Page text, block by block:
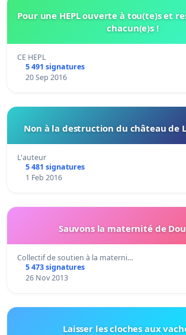
Pour une HEPL ouverte à tou(te)s et
chacun(e)s !
CE HEPL
5 491 signatures
20 Sep 2016
Non à la destruction du château de
L'auteur
5 481 signatures
1 Feb 2016
Sauvons la maternité de
Collectif de soutien à la materni…
5 473 signatures
26 Nov 2013
Laisser les cloches aux